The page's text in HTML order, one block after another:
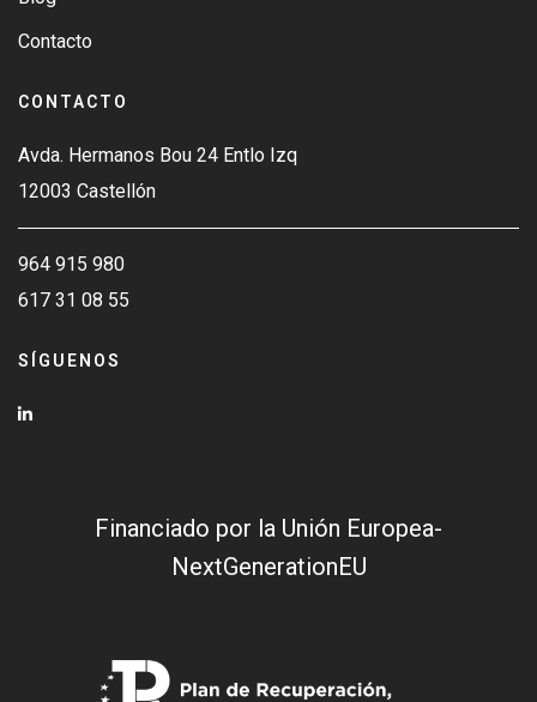
Contacto
CONTACTO
Avda. Hermanos Bou 24 Entlo Izq
12003 Castellón
964 915 980
617 31 08 55
SÍGUENOS
Financiado por la Unión Europea-
NextGenerationEU